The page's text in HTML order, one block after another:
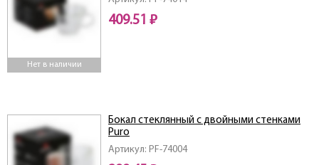
Нет в наличии
409.51 ₽
Артикул: PF-74004
Бокал стеклянный с двойными стенками
Puro